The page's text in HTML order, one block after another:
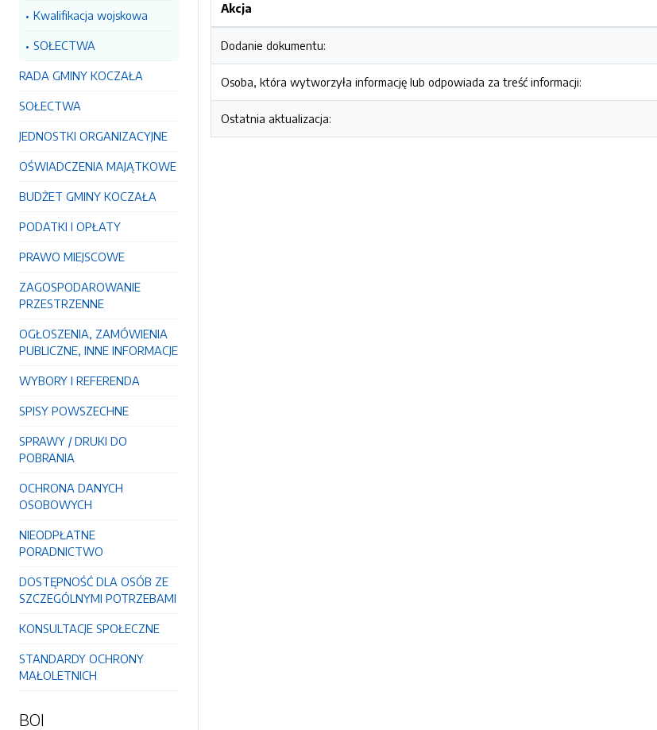
Kwalifikacja wojskowa
SOŁECTWA
RADA GMINY KOCZAŁA
SOŁECTWA
JEDNOSTKI ORGANIZACYJNE
OŚWIADCZENIA MAJĄTKOWE
BUDŻET GMINY KOCZAŁA
PODATKI I OPŁATY
PRAWO MIEJSCOWE
ZAGOSPODAROWANIE
PRZESTRZENNE
OGŁOSZENIA, ZAMÓWIENIA
PUBLICZNE, INNE INFORMACJE
WYBORY I REFERENDA
SPISY POWSZECHNE
SPRAWY / DRUKI DO
POBRANIA
OCHRONA DANYCH
OSOBOWYCH
NIEODPŁATNE
PORADNICTWO
DOSTĘPNOŚĆ DLA OSÓB ZE
SZCZEGÓLNYMI POTRZEBAMI
KONSULTACJE SPOŁECZNE
STANDARDY OCHRONY
MAŁOLETNICH
BOI
Akcja
Dodanie dokumentu:
Osoba, która wytworzyła informację lub odpowiada za treść informacji:
Ostatnia aktualizacja: